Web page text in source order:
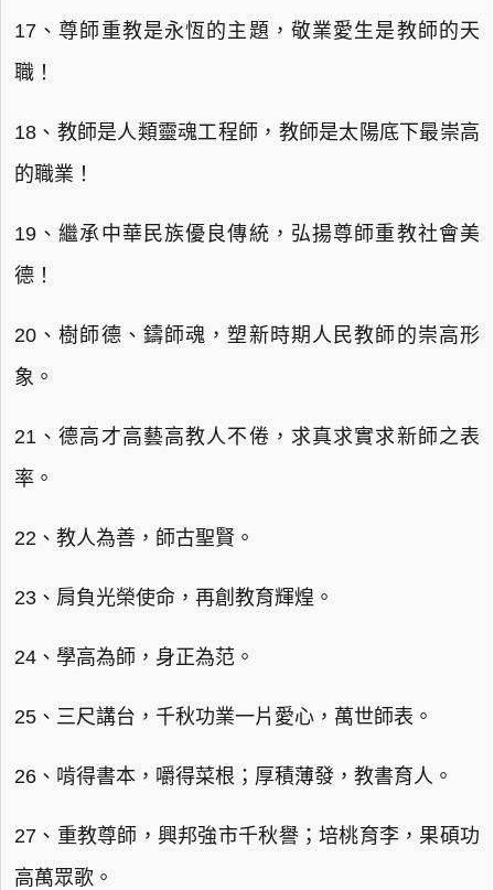
17、尊師重教是永恆的主題，敬業愛生是教師的天
職！
18、教師是人類靈魂工程師，教師是太陽底下最崇高
的職業！
19、繼承中華民族優良傳統，弘揚尊師重教社會美
德！
20、樹師德、鑄師魂，塑新時期人民教師的崇高形
象。
21、德高才高藝高教人不倦，求真求實求新師之表
率。
22、教人為善，師古聖賢。
23、肩負光榮使命，再創教育輝煌。
24、學高為師，身正為范。
25、三尺講台，千秋功業一片愛心，萬世師表。
26、啃得書本，嚼得菜根；厚積薄發，教書育人。
27、重教尊師，興邦強市千秋譽；培桃育李，果碩功
高萬眾歌。